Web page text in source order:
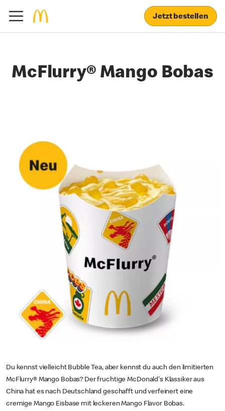
Jetzt bestellen
McFlurry® Mango Bobas
Du kennst vielleicht Bubble Tea, aber kennst du auch den limitierten
McFlurry® Mango Bobas? Der fruchtige McDonald's Klassiker aus
China hat es nach Deutschland geschafft und verfeinert eine
cremige Mango Eisbase mit leckeren Mango Flavor Bobas.